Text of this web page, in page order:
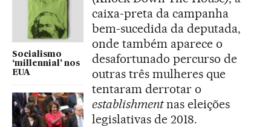
Socialismo
‘millennial’ nos
EUA
caixa-preta da campanha
bem-sucedida da deputada,
onde também aparece o
desafortunado percurso de
outras três mulheres que
tentaram derrotar o
establishmentnas eleições
legislativas de 2018.